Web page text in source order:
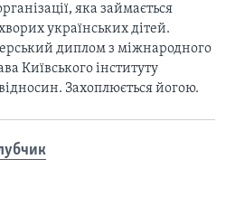
яка займається
українських дітей.
диплом з міжнародного
Київського інституту
Захоплюється йогою.